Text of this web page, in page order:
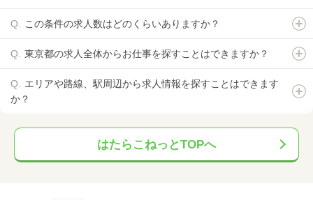
この条件の求人数はどのくらいありますか？
東京都の求人全体からお仕事を探すことはできますか？
エリアや路線、駅周辺から求人情報を探すことはできます
か？
はたらこねっとTOPへ